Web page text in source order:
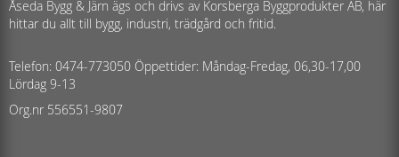
Åseda Bygg & Järn ägs och drivs av Korsberga Byggprodukter AB, här
hittar du allt till bygg, industri, trädgård och fritid.
Telefon: 0474-773050 Öppettider: Måndag-Fredag, 06,30-17,00
Lördag 9-13
Org.nr 556551-9807